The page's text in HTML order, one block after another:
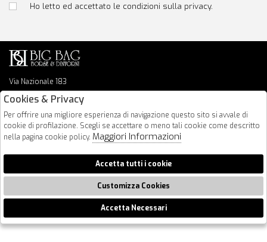
Via Nazionale 183
64026 Roseto Degli Abruzzi
info@bigbagshoponline.it
follow us
Ho letto ed accettato le condizioni sulla privacy.
2026 BigBag - P.iva : 00916940679 Powered by
🍪
Cookies & Privacy
Per offrire una migliore esperienza di navigazione questo sito si avvale di
cookie di profilazione. Scegli se accettare o meno tali cookie come descritto
nella pagina cookie policy. Maggiori Informazioni
Accetta tutti i cookie
Customizza Cookies
Accetta Necessari